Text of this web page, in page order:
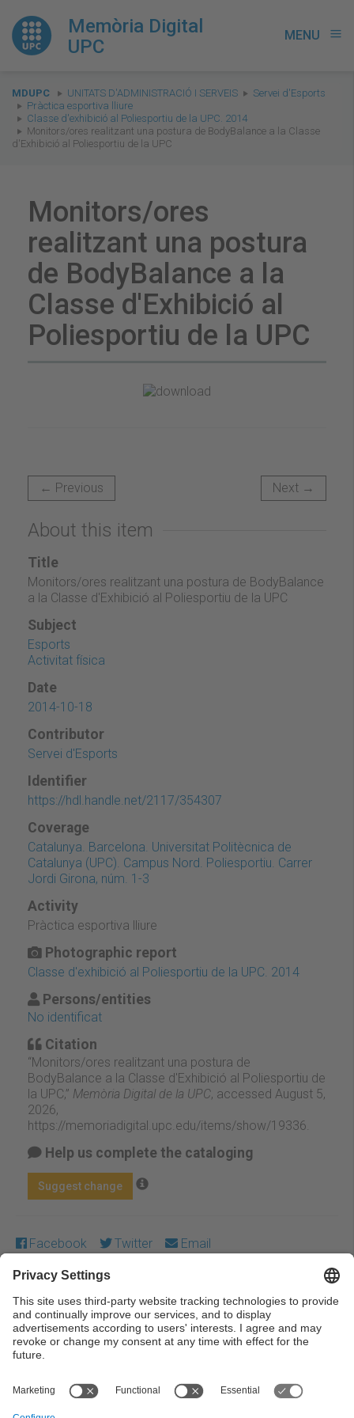
Memòria Digital
UPC
MENU menu
You
are
here:
MDUPC UNITATS D'ADMINISTRACIÓ I SERVEIS
Servei d'Esports
Pràctica esportiva lliure
Classe d'exhibició al Poliesportiu de la UPC. 2014
Monitors/ores realitzant una postura de BodyBalance a la Classe
d'Exhibició al Poliesportiu de la UPC
Monitors/ores
realitzant una postura
de BodyBalance a la
Classe d'Exhibició al
Poliesportiu de la UPC
← Previous Next →
About this item
Title
Monitors/ores realitzant una postura de BodyBalance
a la Classe d'Exhibició al Poliesportiu de la UPC
Subject
Esports
Activitat física
Date
2014-10-18
Contributor
Servei d'Esports
Identifier
https://hdl.handle.net/2117/354307
Coverage
Catalunya. Barcelona. Universitat Politècnica de
Catalunya (UPC). Campus Nord. Poliesportiu. Carrer
Jordi Girona, núm. 1-3
Activity
Pràctica esportiva lliure
Photographic report
Classe d'exhibició al Poliesportiu de la UPC. 2014
Persons/entities
No identificat
Citation
“Monitors/ores realitzant una postura de
BodyBalance a la Classe d'Exhibició al Poliesportiu de
la UPC,” Memòria Digital de la UPC, accessed August 5,
2026,
https://memoriadigital.upc.edu/items/show/19336
Help us complete the cataloging
Suggest change
Facebook Twitter Email
Except where otherwise noted, content on this work is
licensed under a Creative Commons license:Attribution-
NonCommercial-NoDerivs 3.0 Spain